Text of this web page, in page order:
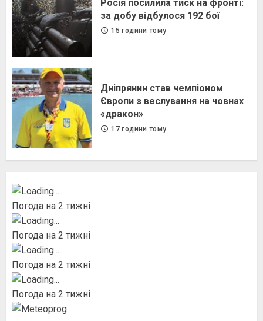
Росія посилила тиск на фронті:
за добу відбулося 192 бої
15 години тому
Дніпрянин став чемпіоном
Європи з веслування на човнах
«дракон»
17 години тому
Погода на 2 тижні
Погода на 2 тижні
Погода на 2 тижні
Погода на 2 тижні